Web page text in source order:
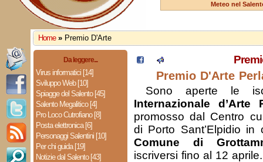
Meteo nel
Home » Premio D'Arte
Da leggere...
Virus informatici [14]
Sviluppo Web [10]
Spiagge del Salento [45]
Salento Megalitico [4]
Pro Loco Cutrofiano [8]
Posta elettronica [6]
Personaggi Salentini [10]
Per chi guida [19]
Notizie dal Salento [43]
Premio D'Arte
Sono aperte le
Internazionale d’Arte
promosso dal Centro
di Porto Sant’Elpidio in
Comune di
iscriversi fino al 12 aprile.